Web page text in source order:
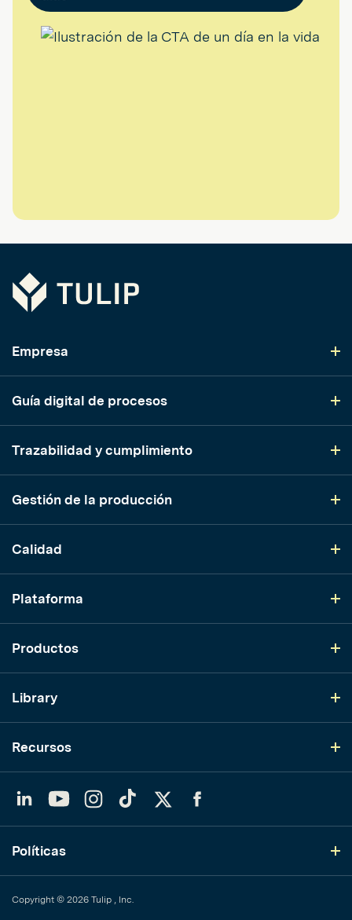
Tulip
Empresa
Guía digital de procesos
Trazabilidad y cumplimiento
Gestión de la producción
Calidad
Plataforma
Productos
Library
Recursos
YouTubeInstagram
TikTok
Políticas
Copyright © 2026 Tulip , Inc.